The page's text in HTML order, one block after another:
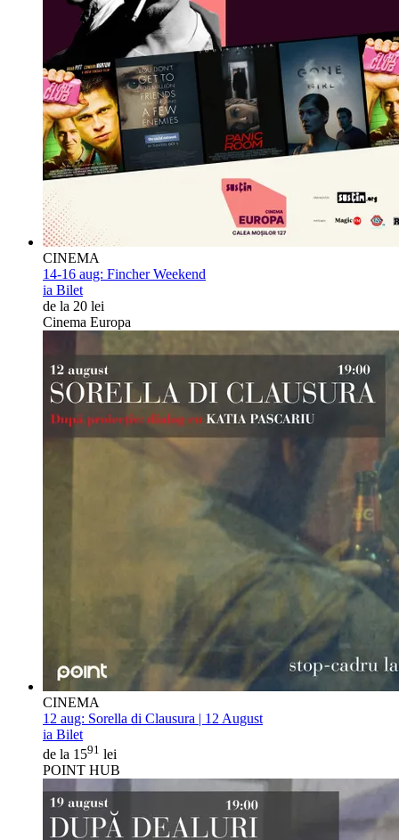
CINEMA
14-16 aug: Fincher Weekend
ia Bilet
de la 20 lei
Cinema Europa
CINEMA
12 aug: Sorella di Clausura | 12 August
ia Bilet
de la 1591 lei
POINT HUB